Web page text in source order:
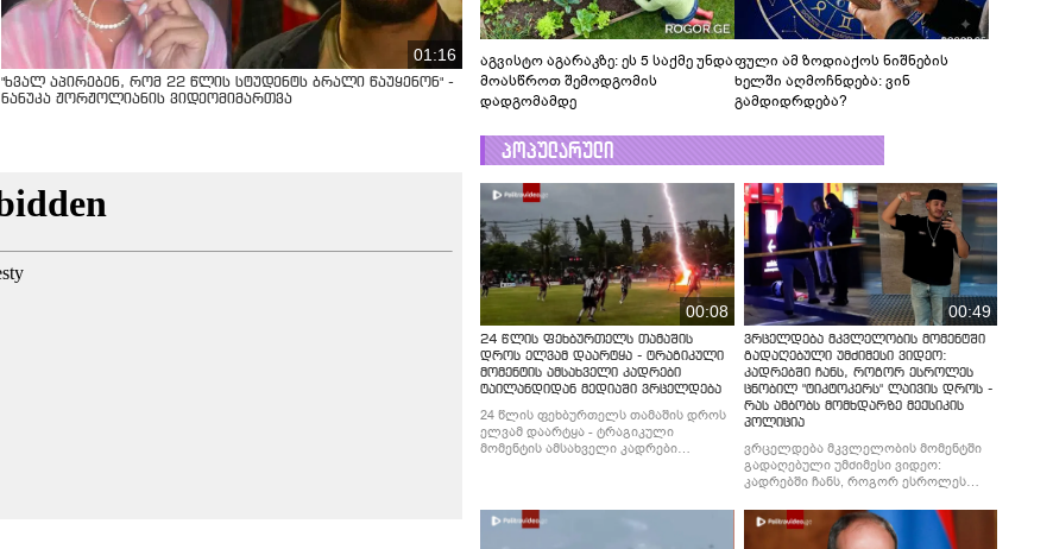
01:16
"ხვალ აპირებენ, რომ 22 წლის სტუდენტს ბრალი წაუყენონ" -
ნანუკა ჟორჟოლიანის ვიდეომიმართვა
აგვისტო აგარაკზე: ეს 5 საქმე უნდა
მოასწროთ შემოდგომის
დადგომამდე
ფული ამ ზოდიაქოს ნიშნების
ხელში აღმოჩნდება: ვინ
გამდიდრდება?
პოპულარული
00:08
24 წლის ფეხბურთელს თამაშის
დროს ელვამ დაარტყა - ტრაგიკული
მომენტის ამსახველი კადრები
ტაილანდიდან მედიაში ვრცელდება
24 წლის ფეხბურთელს თამაშის დროს
ელვამ დაარტყა - ტრაგიკული
მომენტის ამსახველი კადრები
00:49
ვრცელდება მკვლელობის მომენტში
გადაღებული უმძიმესი ვიდეო:
კადრებში ჩანს, როგორ ესროლეს
ცნობილ "ტიკტოკერს" ლაივის დროს -
რას ამბობს მომხდარზე მექსიკის
პოლიცია
ვრცელდება მკვლელობის მომენტში
გადაღებული უმძიმესი ვიდეო:
კადრებში ჩანს, როგორ ესროლეს
რას ამბობს მომხდარზე მექსიკის
პოლიცია